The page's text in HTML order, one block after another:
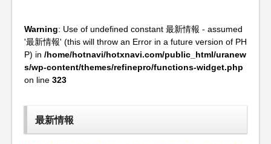
Warning: Use of undefined constant 最新情報 - assumed
'最新情報' (this will throw an Error in a future version of PH
P) in /home/hotnavi/hotxnavi.com/public_html/uranew
s/wp-content/themes/refinepro/functions-widget.php
on line 323
最新情報